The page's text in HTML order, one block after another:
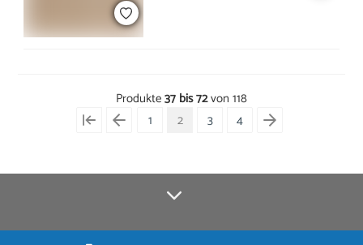
Produkte37 bis 72von 118
1
2 3 4